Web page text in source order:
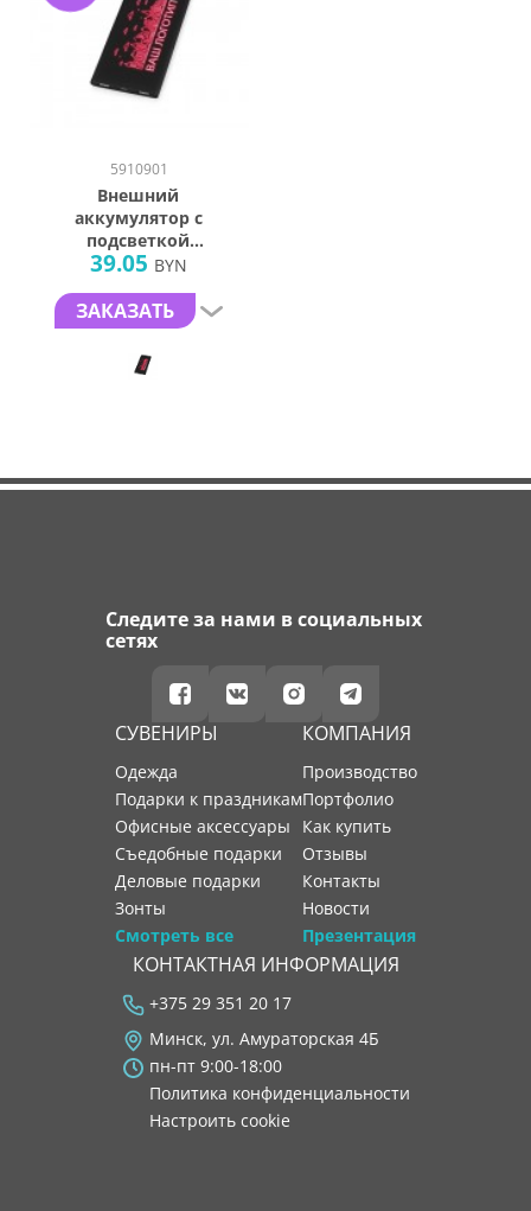
5910901
Внешний
аккумулятор с
подсветкой
логотипа «Faros»,
39.05 BYN
ЗАКАЗАТЬ
Следите за нами в социальных
сетях
СУВЕНИРЫ
Одежда
Подарки к праздникам
Офисные аксессуары
Съедобные подарки
Деловые подарки
Зонты
Смотреть все
КОМПАНИЯ
производство
портфолио
как купить
отзывы
контакты
новости
Презентация
КОНТАКТНАЯ ИНФОРМАЦИЯ
+375 29 351 20 17
Минск, ул. Амураторская 4Б
пн-пт 9:00-18:00
Политика конфиденциальности
Настроить cookie